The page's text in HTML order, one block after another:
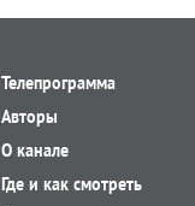
Телепрограмма
Авторы
О канале
Где и как смотреть